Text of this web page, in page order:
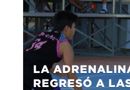
LA
REGRESÓ A